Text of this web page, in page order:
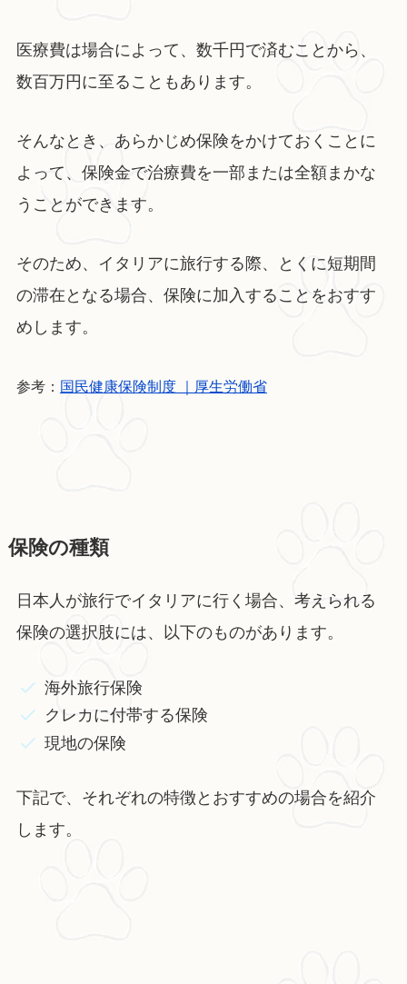
医療費は場合によって、数千円で済むことから、
数百万円に至ることもあります。
そんなとき、あらかじめ保険をかけておくことに
よって、保険金で治療費を一部または全額まかな
うことができます。
そのため、イタリアに旅行する際、とくに短期間
の滞在となる場合、保険に加入することをおすす
めします。
参考： 国民健康保険制度 ｜厚生労働省
保険の種類
日本人が旅行でイタリアに行く場合、考えられる
保険の選択肢には、以下のものがあります。
海外旅行保険
クレカに付帯する保険
現地の保険
下記で、それぞれの特徴とおすすめの場合を紹介
します。